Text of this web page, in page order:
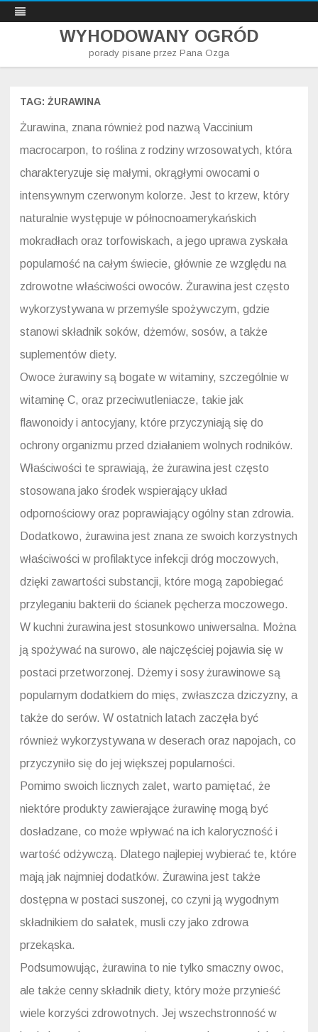
WYHODOWANY OGRÓD
porady pisane przez Pana Ozga
Skip
TAG: ŻURAWINA
Żurawina, znana również pod nazwą Vaccinium
macrocarpon, to roślina z rodziny wrzosowatych, która
charakteryzuje się małymi, okrągłymi owocami o
intensywnym czerwonym kolorze. Jest to krzew, który
naturalnie występuje w północnoamerykańskich
mokradłach oraz torfowiskach, a jego uprawa zyskała
popularność na całym świecie, głównie ze względu na
zdrowotne właściwości owoców. Żurawina jest często
wykorzystywana w przemyśle spożywczym, gdzie
stanowi składnik soków, dżemów, sosów, a także
suplementów diety.
Owoce żurawiny są bogate w witaminy, szczególnie w
witaminę C, oraz przeciwutleniacze, takie jak
flawonoidy i antocyjany, które przyczyniają się do
ochrony organizmu przed działaniem wolnych rodników.
Właściwości te sprawiają, że żurawina jest często
stosowana jako środek wspierający układ
odpornościowy oraz poprawiający ogólny stan zdrowia.
Dodatkowo, żurawina jest znana ze swoich korzystnych
właściwości w profilaktyce infekcji dróg moczowych,
dzięki zawartości substancji, które mogą zapobiegać
przyleganiu bakterii do ścianek pęcherza moczowego.
W kuchni żurawina jest stosunkowo uniwersalna. Można
ją spożywać na surowo, ale najczęściej pojawia się w
postaci przetworzonej. Dżemy i sosy żurawinowe są
popularnym dodatkiem do mięs, zwłaszcza dziczyzny, a
także do serów. W ostatnich latach zaczęła być
również wykorzystywana w deserach oraz napojach, co
przyczyniło się do jej większej popularności.
Pomimo swoich licznych zalet, warto pamiętać, że
niektóre produkty zawierające żurawinę mogą być
dosładzane, co może wpływać na ich kaloryczność i
wartość odżywczą. Dlatego najlepiej wybierać te, które
mają jak najmniej dodatków. Żurawina jest także
dostępna w postaci suszonej, co czyni ją wygodnym
składnikiem do sałatek, musli czy jako zdrowa
przekąska.
Podsumowując, żurawina to nie tylko smaczny owoc,
ale także cenny składnik diety, który może przynieść
wiele korzyści zdrowotnych. Jej wszechstronność w